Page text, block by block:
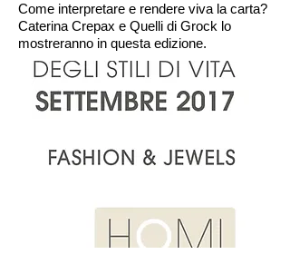
Come interpretare e rendere viva la carta?
Caterina Crepax e Quelli di Grock lo
mostreranno in questa edizione.